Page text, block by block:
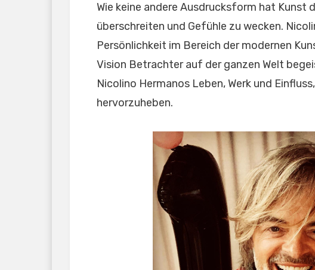
Wie keine andere Ausdrucksform hat Kunst
überschreiten und Gefühle zu wecken.
Persönlichkeit im Bereich der modernen
Vision Betrachter auf der ganzen Welt
Nicolino Hermanos Leben, Werk und
hervorzuheben.